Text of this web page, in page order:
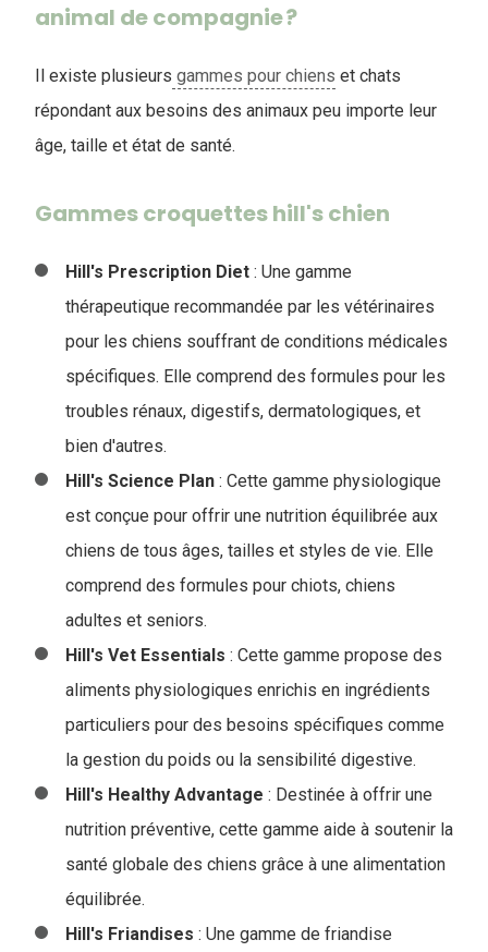
animal de compagnie ?
Il existe plusieurs gammes pour chiens et chats
répondant aux besoins des animaux peu importe leur
âge, taille et état de santé.
Gammes croquettes hill's chien
Hill's Prescription Diet : Une gamme
thérapeutique recommandée par les vétérinaires
pour les chiens souffrant de conditions médicales
spécifiques. Elle comprend des formules pour les
troubles rénaux, digestifs, dermatologiques, et
bien d'autres.
Hill's Science Plan : Cette gamme physiologique
est conçue pour offrir une nutrition équilibrée aux
chiens de tous âges, tailles et styles de vie. Elle
comprend des formules pour chiots, chiens
adultes et seniors.
Hill's Vet Essentials : Cette gamme propose des
aliments physiologiques enrichis en ingrédients
particuliers pour des besoins spécifiques comme
la gestion du poids ou la sensibilité digestive.
Hill's Healthy Advantage : Destinée à offrir une
nutrition préventive, cette gamme aide à soutenir la
santé globale des chiens grâce à une alimentation
équilibrée.
Hill's Friandises : Une gamme de friandise